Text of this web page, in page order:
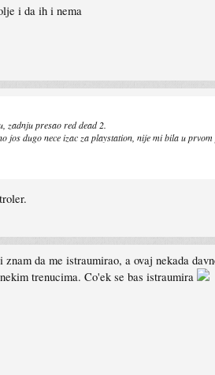
i da ih i nema
zadnju presao red dead 2.
jos dugo nece izac za playstation, nije mi bila u prvom
da me istraumirao, a ovaj nekada
trenucima. Co'ek se bas istraumira